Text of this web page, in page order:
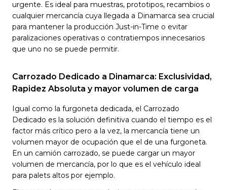
urgente. Es ideal para muestras, prototipos, recambios o
cualquier mercancía cuya llegada a Dinamarca sea crucial
para mantener la producción Just-in-Time o evitar
paralizaciones operativas o contratiempos innecesarios
que uno no se puede permitir.
Carrozado Dedicado a Dinamarca: Exclusividad,
Rapidez Absoluta y mayor volumen de carga
Igual como la furgoneta dedicada, el Carrozado
Dedicado es la solución definitiva cuando el tiempo es el
factor más crítico pero a la vez, la mercancía tiene un
volumen mayor de ocupación que el de una furgoneta.
En un camión carrozado, se puede cargar un mayor
volumen de mercancía, por lo que es el vehículo ideal
para palets altos por ejemplo.